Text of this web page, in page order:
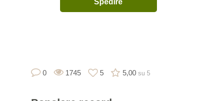
0 1745 5 5,00 su 5